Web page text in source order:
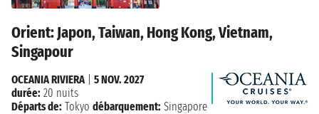
Orient: Japon, Taiwan, Hong Kong, Vietnam,
Singapour
OCEANIA RIVIERA
5 NOV. 2027
durée: 20 nuits
Départs de: Tokyo débarquement: Singapore